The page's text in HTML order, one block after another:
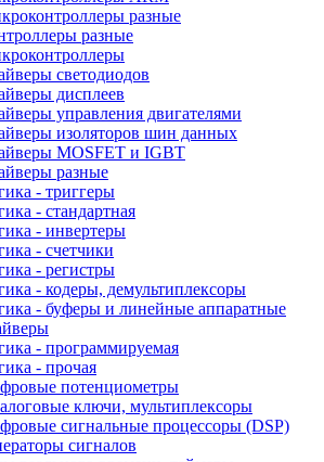
разные
разные
светодиодов
дисплеев
управления двигателями
изоляторов шин данных
MOSFET и IGBT
разные
- триггеры
- стандартная
- инвертеры
- счетчики
- регистры
- кодеры, демультиплексоры
- буферы и линейные аппаратные
- программируемая
- прочая
потенциометры
ключи, мультиплексоры
сигнальные процессоры (DSP)
сигналов